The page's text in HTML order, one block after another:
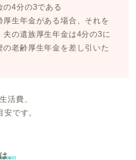
の4分の3である
生年金がある場合、それを
夫の遺族厚生年金は4分の3に
の老齢厚生年金を差し引いた
活費、
です。
、